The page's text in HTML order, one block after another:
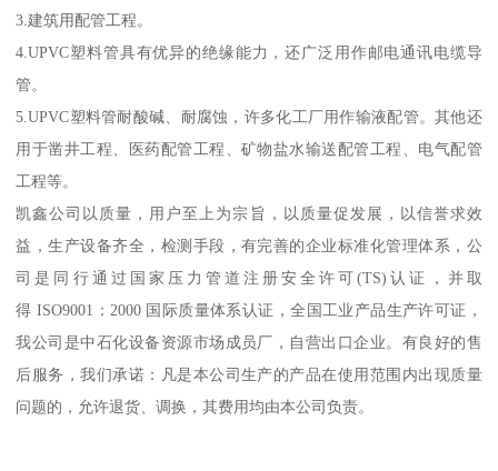
3.建筑用配管工程。
4.UPVC塑料管具有优异的绝缘能力，还广泛用作邮电通讯电缆导
管。
5.UPVC塑料管耐酸碱、耐腐蚀，许多化工厂用作输液配管。其他还
用于凿井工程、医药配管工程、矿物盐水输送配管工程、电气配管
工程等。
凯鑫公司以质量，用户至上为宗旨，以质量促发展，以信誉求效
益，生产设备齐全，检测手段，有完善的企业标准化管理体系，公
司是同行通过国家压力管道注册安全许可(TS)认证，并取
得 ISO9001：2000 国际质量体系认证，全国工业产品生产许可证，
我公司是中石化设备资源市场成员厂，自营出口企业。有良好的售
后服务，我们承诺：凡是本公司生产的产品在使用范围内出现质量
问题的，允许退货、调换，其费用均由本公司负责。